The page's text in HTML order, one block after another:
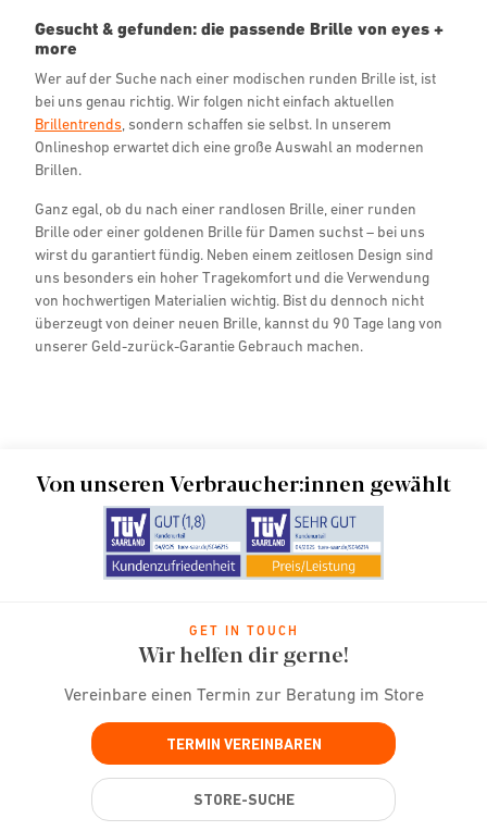
Gesucht & gefunden: die passende Brille von eyes +
more
Wer auf der Suche nach einer modischen runden Brille ist, ist
bei uns genau richtig. Wir folgen nicht einfach aktuellen
Brillentrends , sondern schaffen sie selbst. In unserem
Onlineshop erwartet dich eine große Auswahl an modernen
Brillen.
Ganz egal, ob du nach einer randlosen Brille, einer runden
Brille oder einer goldenen Brille für Damen suchst – bei uns
wirst du garantiert fündig. Neben einem zeitlosen Design sind
uns besonders ein hoher Tragekomfort und die Verwendung
von hochwertigen Materialien wichtig. Bist du dennoch nicht
überzeugt von deiner neuen Brille, kannst du 90 Tage lang von
unserer Geld-zurück-Garantie Gebrauch machen.
Von unseren Verbraucher:innen gewählt
GET IN TOUCH
Wir helfen dir gerne!
Vereinbare einen Termin zur Beratung im Store
TERMIN VEREINBAREN
STORE-SUCHE